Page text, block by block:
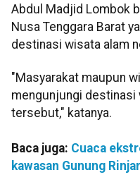
Abdul Madjid Lombok
Nusa Tenggara Barat
destinasi wisata alam
"Masyarakat maupun
mengunjungi destinasi
tersebut," katanya.
Baca juga: Cuaca
kawasan Gunung